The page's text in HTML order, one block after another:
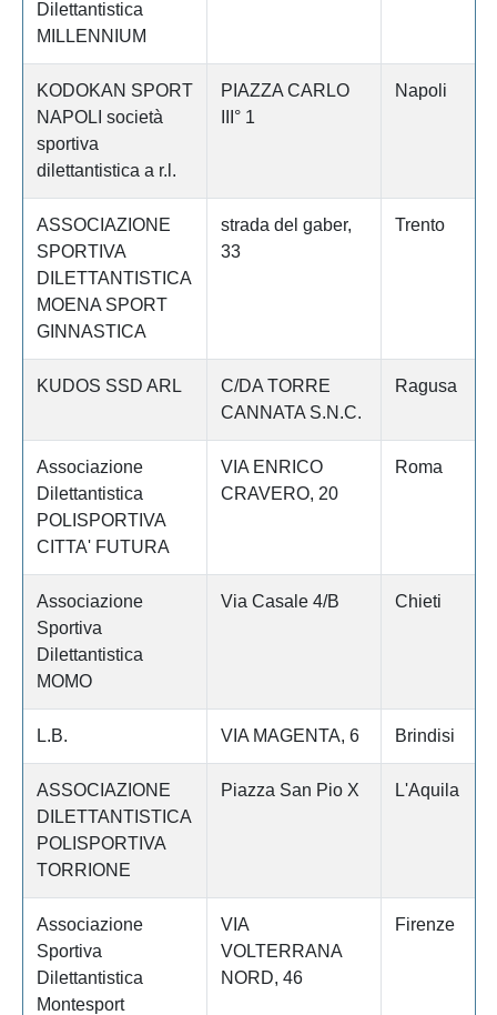
Dilettantistica
MILLENNIUM
KODOKAN SPORT
NAPOLI società
sportiva
dilettantistica a r.l.
PIAZZA CARLO
III° 1
Napoli
ASSOCIAZIONE
SPORTIVA
DILETTANTISTICA
MOENA SPORT
GINNASTICA
strada del gaber,
33
Trento
KUDOS SSD ARL
C/DA TORRE
CANNATA S.N.C.
Ragusa
Associazione
Dilettantistica
POLISPORTIVA
CITTA' FUTURA
VIA ENRICO
CRAVERO, 20
Roma
Associazione
Sportiva
Dilettantistica
MOMO
Via Casale 4/B Chieti
L.B. VIA MAGENTA, 6 Brindisi
ASSOCIAZIONE
DILETTANTISTICA
POLISPORTIVA
TORRIONE
Piazza San Pio X L'Aquila
Associazione
Sportiva
Dilettantistica
Montesport
VIA
VOLTERRANA
NORD, 46
Firenze